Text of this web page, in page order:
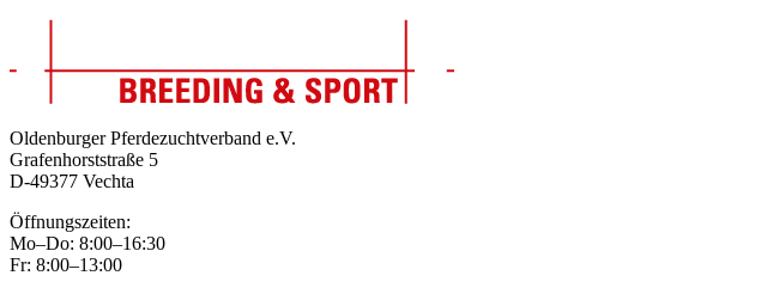
Oldenburger Pferdezuchtverband e.V.
Grafenhorststraße 5
D-49377 Vechta
Öffnungszeiten:
Mo–Do: 8:00–16:30
Fr: 8:00–13:00